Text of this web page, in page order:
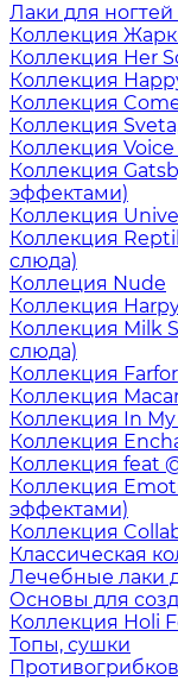
Лаки для
Коллекция
Коллекция Her
Коллекция
Коллекция
Коллекция
Коллекция
Коллекция
эффектами)
Коллекция
Коллекция
слюда)
Коллеция Nude
Коллекция
Коллекция Milk
слюда)
Коллекция Farfor
Коллекция
Коллекция In
Коллекция
Коллекция feat
Коллекция
эффектами)
Коллекция
Классическая
Лечебные лаки
Основы для
Коллекция Holi
Топы, сушки